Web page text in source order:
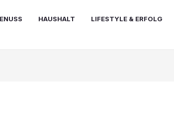
HAUSHALT LIFESTYLE & ERFOLG